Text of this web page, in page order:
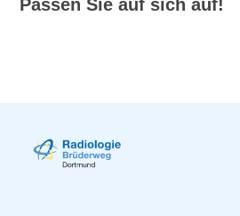
Passen Sie auf sich auf!